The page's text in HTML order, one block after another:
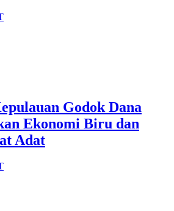
Godok Dana
Ekonomi Biru dan
Adat